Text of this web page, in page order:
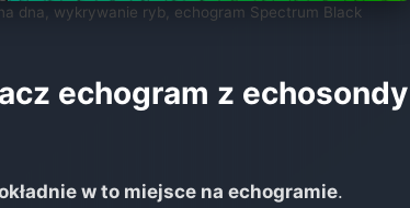
dna, wykrywanie ryb, echogram Spectrum Black
echogram z echosondy
w to miejsce na echogramie.